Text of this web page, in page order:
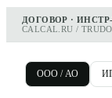
ДОГОВОР · ИНСТР-
CALCAL.RU /
ООО / АО